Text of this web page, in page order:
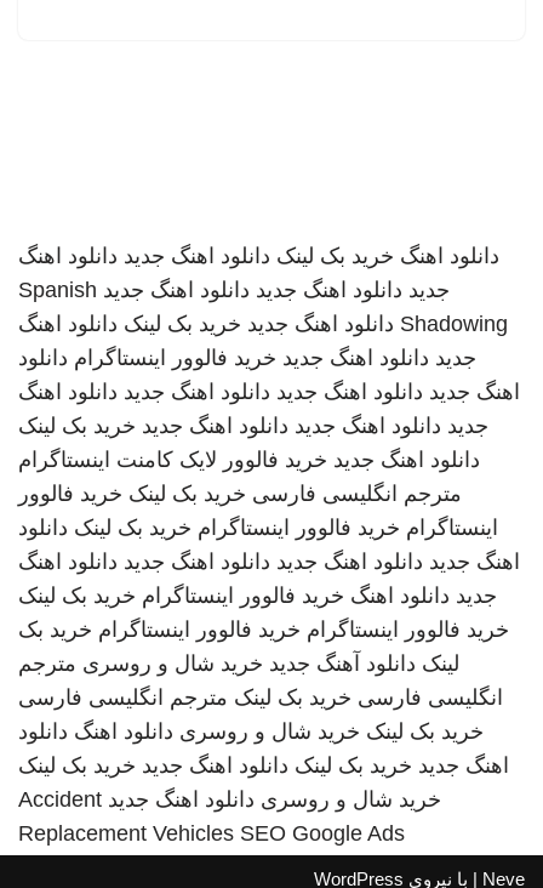
دانلود اهنگ خرید بک لینک دانلود اهنگ جدید دانلود اهنگ
جدید دانلود اهنگ جدید دانلود اهنگ جدید Spanish
Shadowing دانلود اهنگ جدید خرید بک لینک دانلود اهنگ
جدید دانلود اهنگ جدید خرید فالوور اینستاگرام دانلود
اهنگ جدید دانلود اهنگ جدید دانلود اهنگ جدید دانلود اهنگ
جدید دانلود اهنگ جدید دانلود اهنگ جدید خرید بک لینک
دانلود اهنگ جدید خرید فالوور لایک کامنت اینستاگرام
مترجم انگلیسی فارسی خرید بک لینک خرید فالوور
اینستاگرام خرید فالوور اینستاگرام خرید بک لینک دانلود
اهنگ جدید دانلود اهنگ جدید دانلود اهنگ جدید دانلود اهنگ
جدید دانلود اهنگ خرید فالوور اینستاگرام خرید بک لینک
خرید فالوور اینستاگرام خرید فالوور اینستاگرام خرید بک
لینک دانلود آهنگ جدید خرید شال و روسری مترجم
انگلیسی فارسی خرید بک لینک مترجم انگلیسی فارسی
خرید بک لینک خرید شال و روسری دانلود اهنگ دانلود
اهنگ جدید خرید بک لینک دانلود اهنگ جدید خرید بک لینک
خرید شال و روسری دانلود اهنگ جدید Accident
Replacement Vehicles SEO Google Ads
Neve | با نیروی WordPress